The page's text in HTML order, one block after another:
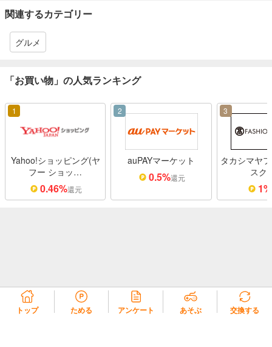
関連するカテゴリー
グルメ
「お買い物」の人気ランキング
1
Yahoo!ショッピング(ヤ
フー ショッ…
0.46%還元
2
auPAYマーケット
0.5%還元
3
タカシマヤ
スク
1%
トップ ためる アンケート あそぶ 交換する